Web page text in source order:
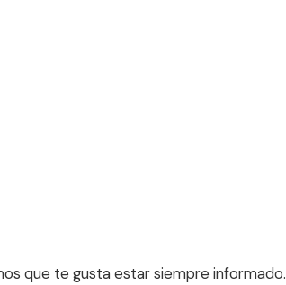
que te gusta estar siempre informado.